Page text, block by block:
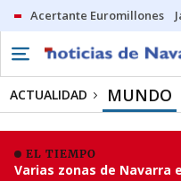
Acertante Euromillones
ACTUALIDAD MUNDO
EL TIEMPO
Varias zonas de